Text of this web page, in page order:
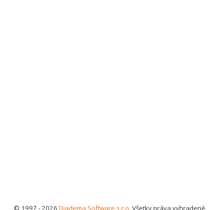
© 1997 - 2026 Diadema Software s.r.o. Všetky práva vyhradené.